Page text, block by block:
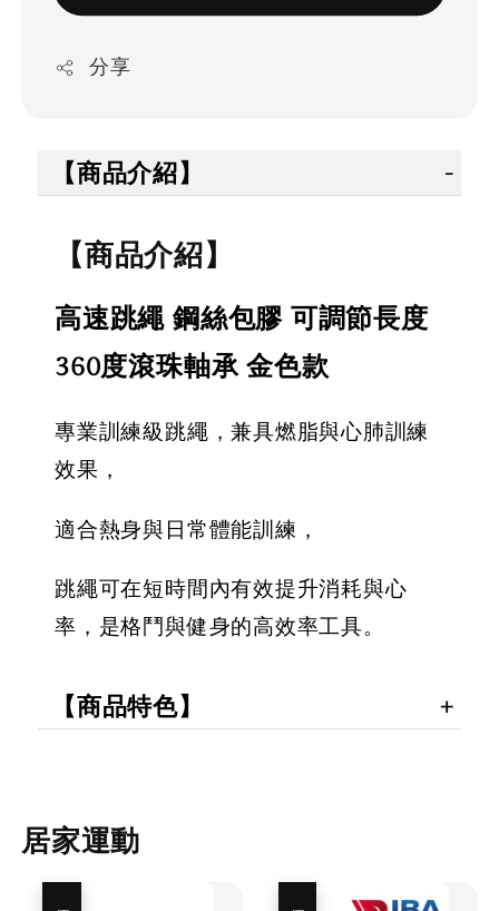
分享
【商品介紹】
【商品介紹】
高速跳繩 鋼絲包膠 可調節長度
360度滾珠軸承 金色款
專業訓練級跳繩，兼具燃脂與心肺訓練
效果，
適合熱身與日常體能訓練，
跳繩可在短時間內有效提升消耗與心
率，是格鬥與健身的高效率工具。
【商品特色】
居家運動